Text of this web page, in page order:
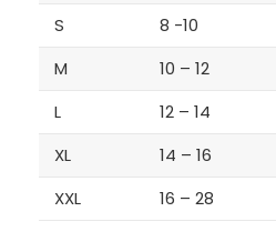
S
8 -10
M
10 – 12
L
12 – 14
XL
14 – 16
XXL
16 – 28